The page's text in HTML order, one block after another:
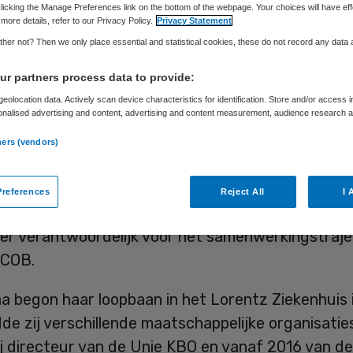
Skipr Redactie 31 juli 2020,11:38 1606 keer gelezen
wordt de nieuwe directeur van
Nederland (V&VN). Zij start op 1 oktober.
volgt Paul Jansen op, die de functie vanaf
bekleedt.
het V&VN-bestuur op 30 juli bekend
. Manon
nog directeur van de seniorenorganisatie KBO-
verantwoordelijk voor het
begon haar loopbaan in het Lorentz Ziekenhuis
zij verschillende maatschappelijke
directeur van de Unie KBO en vanaf 2016 van de
the Manage Preferences link on the bottom of the webpage. Your choices will have
details, refer to our Privacy Policy. Privacy Statement
not? Then we only place essential and statistical cookies, these do not record any data
partners process data to provide:
data. Actively scan device characteristics for identification. Store and/or access
advertising and content, advertising and content measurement, audience research
(vendors)
Reject All I